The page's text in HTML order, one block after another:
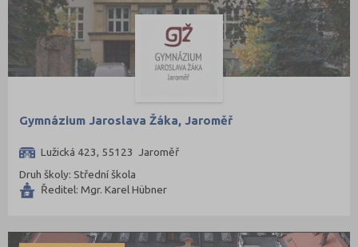
Gymnázium Jaroslava Žáka, Jaroměř
Lužická 423, 55123 Jaroměř
Druh školy: Střední škola
Ředitel: Mgr. Karel Hübner